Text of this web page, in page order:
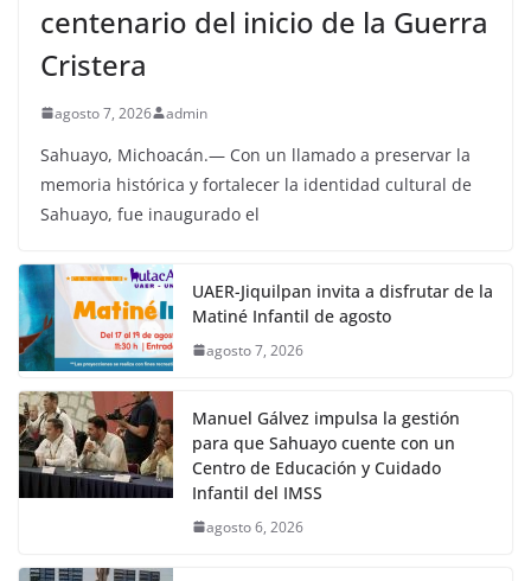
centenario del inicio de la Guerra
Cristera
agosto 7, 2026 admin
Sahuayo, Michoacán.— Con un llamado a preservar la
memoria histórica y fortalecer la identidad cultural de
Sahuayo, fue inaugurado el
UAER-Jiquilpan invita a disfrutar de la
Matiné Infantil de agosto
agosto 7, 2026
Manuel Gálvez impulsa la gestión
para que Sahuayo cuente con un
Centro de Educación y Cuidado
Infantil del IMSS
agosto 6, 2026